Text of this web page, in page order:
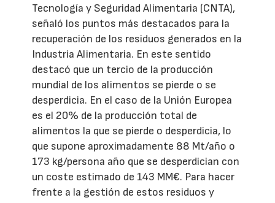
Tecnología y Seguridad Alimentaria (CNTA),
señaló los puntos más destacados para la
recuperación de los residuos generados en la
Industria Alimentaria. En este sentido
destacó que un tercio de la producción
mundial de los alimentos se pierde o se
desperdicia. En el caso de la Unión Europea
es el 20% de la producción total de
alimentos la que se pierde o desperdicia, lo
que supone aproximadamente 88 Mt/año o
173 kg/persona año que se desperdician con
un coste estimado de 143 MM€. Para hacer
frente a la gestión de estos residuos y